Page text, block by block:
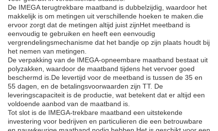
De IMEGA terugtrekbare maatband is dubbelzijdig, waardoor het
makkelijk is om metingen uit verschillende hoeken te maken.die
ervoor zorgt dat de metingen altijd juist zijnHet meetband is
eenvoudig te gebruiken en heeft een eenvoudig
vergrendelingsmechanisme dat het bandje op zijn plaats houdt bij
het nemen van metingen.
De verpakking van de IMEGA-opneembare maatband bestaat uit
polyzakken, waardoor de maatband tijdens het vervoer goed
beschermd is.De levertijd voor de meetband is tussen de 35 en
55 dagen, en de betalingsvoorwaarden zijn TT. De
leveringscapaciteit is de productie, wat betekent dat er altijd een
voldoende aanbod van de maatband is.
Tot slot is de IMEGA-trekbare maatband een uitstekende
investering voor bedrijven en particulieren die een betrouwbare